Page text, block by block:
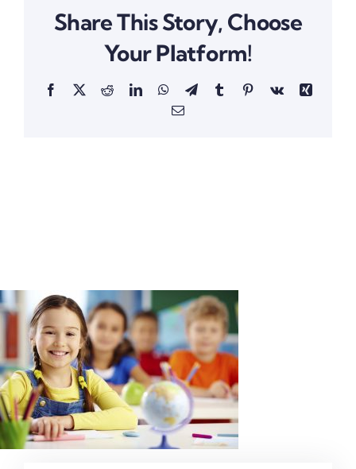
Share This Story, Choose
Your Platform!
Facebook
X RedditLinkedInWhatsApp
TelegramTumblrPinterestVk
Xing
Email